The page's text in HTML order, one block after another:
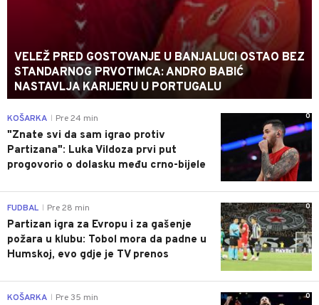
VELEŽ PRED GOSTOVANJE U BANJALUCI OSTAO BEZ
STANDARNOG PRVOTIMCA: ANDRO BABIĆ
NASTAVLJA KARIJERU U PORTUGALU
0
KOŠARKA Pre 24 min
"Znate svi da sam igrao protiv
Partizana": Luka Vildoza prvi put
progovorio o dolasku među crno-bijele
0
FUDBAL Pre 28 min
Partizan igra za Evropu i za gašenje
požara u klubu: Tobol mora da padne u
Humskoj, evo gdje je TV prenos
0
KOŠARKA Pre 35 min